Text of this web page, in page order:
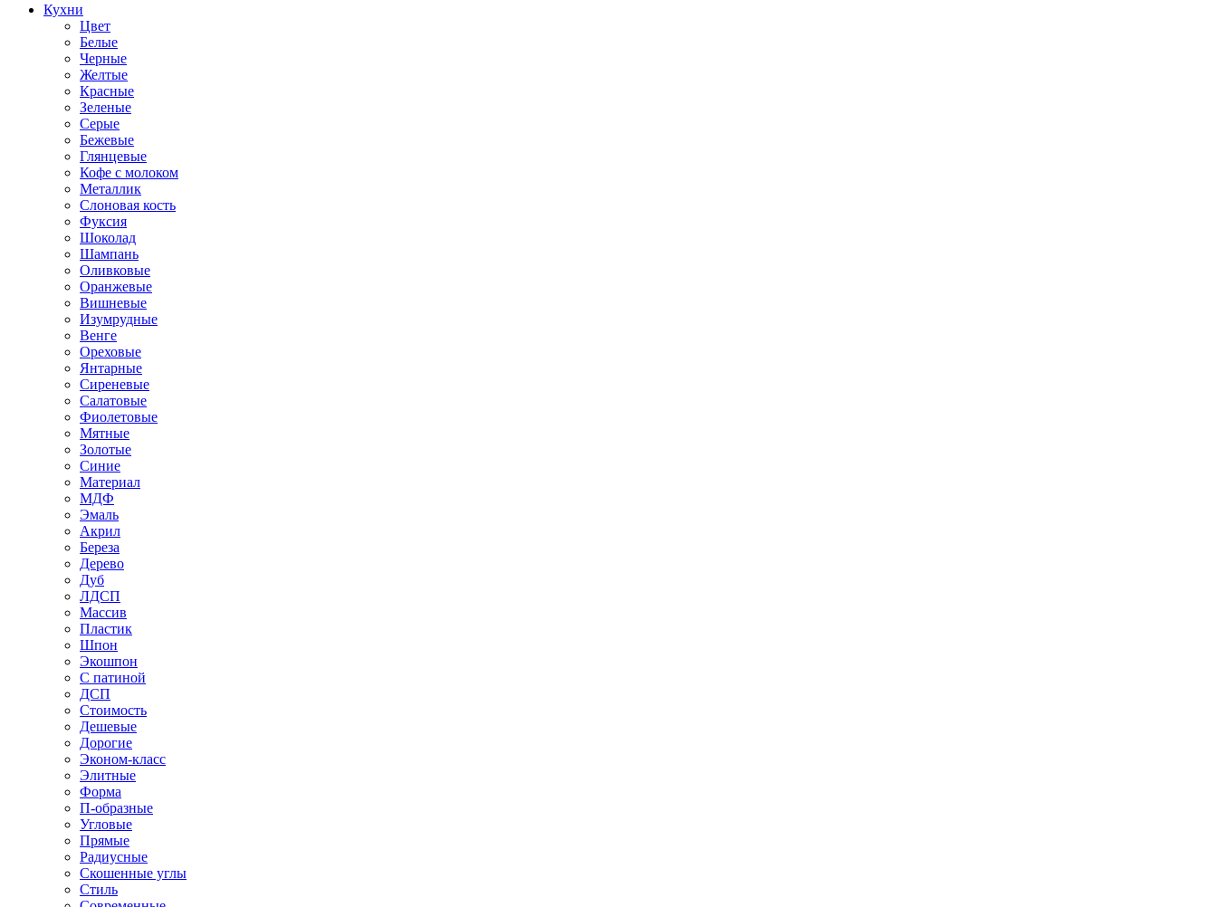
Кухни
Цвет
Белые
Черные
Желтые
Красные
Зеленые
Серые
Бежевые
Глянцевые
Кофе с молоком
Металлик
Слоновая кость
Фуксия
Шоколад
Шампань
Оливковые
Оранжевые
Вишневые
Изумрудные
Венге
Ореховые
Янтарные
Сиреневые
Салатовые
Фиолетовые
Мятные
Золотые
Синие
Материал
МДФ
Эмаль
Акрил
Береза
Дерево
Дуб
ЛДСП
Массив
Пластик
Шпон
Экошпон
С патиной
ДСП
Стоимость
Дешевые
Дорогие
Эконом-класс
Элитные
Форма
П-образные
Угловые
Прямые
Радиусные
Скошенные углы
Стиль